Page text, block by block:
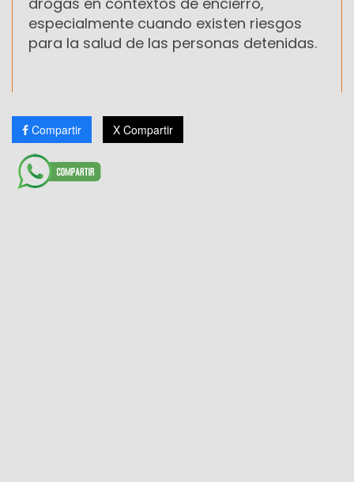
especialmente cuando existen riesgos
para la salud de las personas detenidas.
Compartir X Compartir